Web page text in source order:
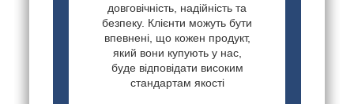
довговічність, надійність та
безпеку. Клієнти можуть бути
впевнені, що кожен продукт,
який вони купують у нас,
буде відповідати високим
стандартам якості